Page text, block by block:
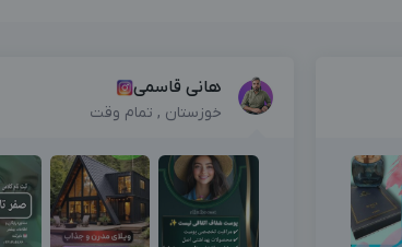
هانی قاسمی
خوزستان , تمام وقت